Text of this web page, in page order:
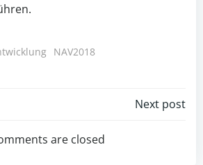
NAV2018
navigation
Next post
are closed